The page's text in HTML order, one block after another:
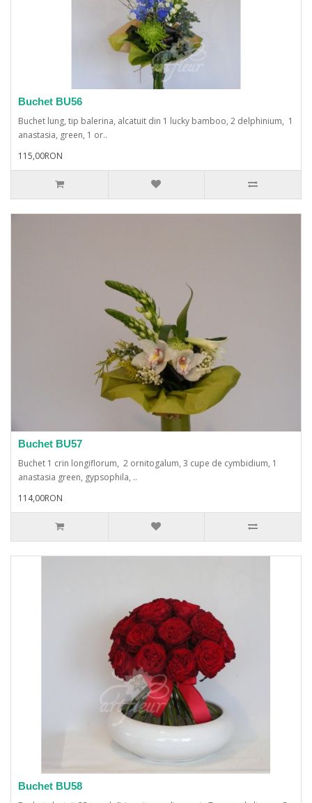
Buchet BU56
Buchet lung, tip balerina, alcatuit din 1 lucky bamboo, 2 delphinium, 1
anastasia, green, 1 or..
115,00RON
Buchet BU57
Buchet 1 crin longiflorum, 2 ornitogalum, 3 cupe de cymbidium, 1
anastasia green, gypsophila, ..
114,00RON
Buchet BU58